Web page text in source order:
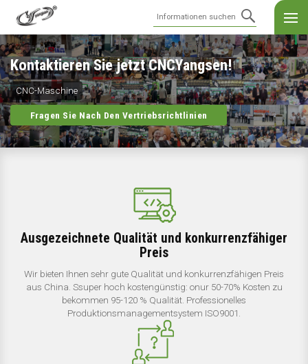
Yangsen: Ihr Partner für intelligente CNC-
Maschinen
CNC-Maschine | Fräsmaschine | Drehmaschine
Fragen Sie Nach Den Vertriebsrichtlinien
Kontaktieren Sie jetzt CNCYangsen!
CNC-Maschine
Fragen Sie Nach Den Vertriebsrichtlinien
Yangsen CNC-Maschinenfabrik
CNC-Maschine | Fräsmaschine | Drehmaschine
Fragen Sie Nach Den Vertriebsrichtlinien
Ausgezeichnete Qualität und konkurrenzfähiger
Preis
Wir bieten Ihnen sehr gute Qualität und konkurrenzfähigen Preis
aus China. Ssuper hoch kostengünstig: onur 50-70% Kosten zu
bekommen 95-120 % Qualität. Professionelles
Produktionsmanagementsystem ISO9001.